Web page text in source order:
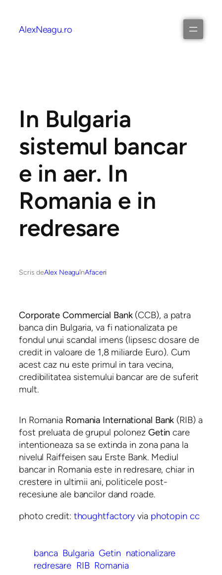
AlexNeagu.ro
In Bulgaria
sistemul bancar
e in aer. In
Romania e in
redresare
Scris deAlex NeaguînAfaceri
Corporate Commercial Bank(CCB), a patra
banca din Bulgaria, va fi nationalizata pe
fondul unui scandal imens (lipsesc dosare de
credit in valoare de 1,8 miliarde Euro). Cum
acest caz nu este primul in tara vecina,
credibilitatea sistemului bancar are de suferit
mult.
In Romania Romania International Bank (RIB) a
fost preluata de grupul polonez Getin care
intentioneaza sa se extinda in zona pana la
nivelul Raiffeisen sau Erste Bank. Mediul
bancar in Romania este in redresare, chiar in
crestere in ultimii ani, politicele post-
recesiune ale bancilor dand roade.
photo credit: thoughtfactory via photopin cc
banca Bulgaria Getin nationalizare
redresare RIB Romania